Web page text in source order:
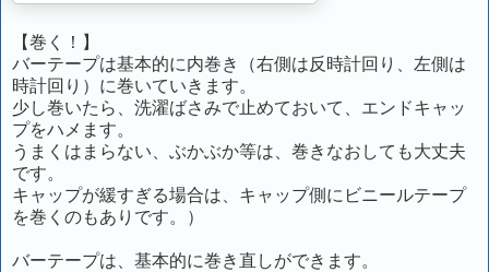
【巻く！】
バーテープは基本的に内巻き（右側は反時計回り、左側は
時計回り）に巻いていきます。
少し巻いたら、洗濯ばさみで止めておいて、エンドキャッ
プをハメます。
うまくはまらない、ぶかぶか等は、巻きなおしても大丈夫
です。
キャップが緩すぎる場合は、キャップ側にビニールテープ
を巻くのもありです。）
バーテープは、基本的に巻き直しができます。